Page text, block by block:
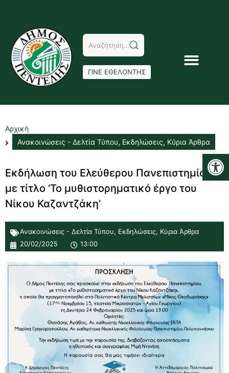
ΓΙΝΕ ΕΘΕΛΟΝΤΗΣ
Αρχική
Ανακοινώσεις - Δελτία Τύπου, Εκδηλώσεις, Κύρια Άρθρα
Εκδήλωση του Ελεύθερου Πανεπιστημίου
με τίτλο ‘Το μυθιστορηματικό έργο του
Νίκου Καζαντζάκη’
Ανακοινώσεις - Δελτία Τύπου, Εκδηλώσεις, Κύρια Άρθρα
20/02/2025
13:00